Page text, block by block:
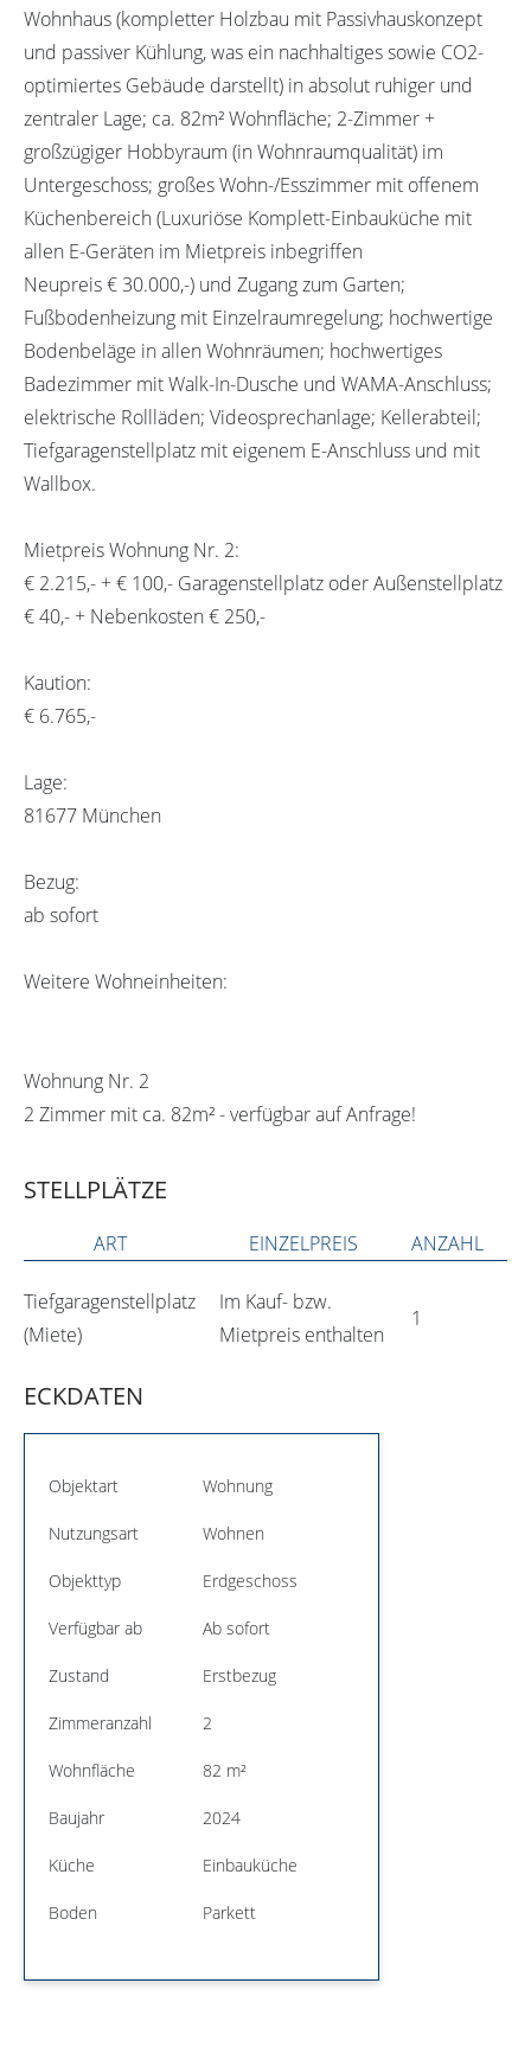
Wohnhaus (kompletter Holzbau mit Passivhauskonzept
und passiver Kühlung, was ein nachhaltiges sowie CO2-
optimiertes Gebäude darstellt) in absolut ruhiger und
zentraler Lage; ca. 82m² Wohnfläche; 2-Zimmer +
großzügiger Hobbyraum (in Wohnraumqualität) im
Untergeschoss; großes Wohn-/Esszimmer mit offenem
Küchenbereich (Luxuriöse Komplett-Einbauküche mit
allen E-Geräten im Mietpreis inbegriffen
Neupreis € 30.000,-) und Zugang zum Garten;
Fußbodenheizung mit Einzelraumregelung; hochwertige
Bodenbeläge in allen Wohnräumen; hochwertiges
Badezimmer mit Walk-In-Dusche und WAMA-Anschluss;
elektrische Rollläden; Videosprechanlage; Kellerabteil;
Tiefgaragenstellplatz mit eigenem E-Anschluss und mit
Wallbox.
Mietpreis Wohnung Nr. 2:
€ 2.215,- + € 100,- Garagenstellplatz oder Außenstellplatz
€ 40,- + Nebenkosten € 250,-
Kaution:
€ 6.765,-
Lage:
81677 München
Bezug:
ab sofort
Weitere Wohneinheiten:
Wohnung Nr. 2
2 Zimmer mit ca. 82m² - verfügbar auf Anfrage!
STELLPLÄTZE
ART EINZELPREIS ANZAHL
Tiefgaragenstellplatz
(Miete)
Im Kauf- bzw.
Mietpreis enthalten
1
ECKDATEN
Objektart Wohnung
Nutzungsart Wohnen
Objekttyp Erdgeschoss
Verfügbar ab Ab sofort
Zustand Erstbezug
Zimmeranzahl 2
Wohnfläche 82 m²
Baujahr 2024
Küche Einbauküche
Boden Parkett